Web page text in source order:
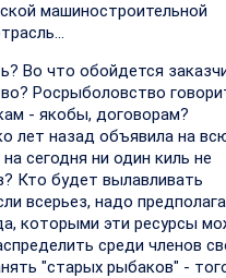
машиностроительной
Во что обойдется
Росрыболовство
- якобы, договорам?
лет назад объявила на
сегодня ни один киль не
Кто будет вылавливать
всерьез, надо
которыми эти ресурсы
среди членов
"старых рыбаков" -